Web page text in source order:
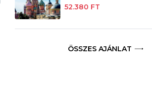
52.380 FT
ÖSSZES AJÁNLAT